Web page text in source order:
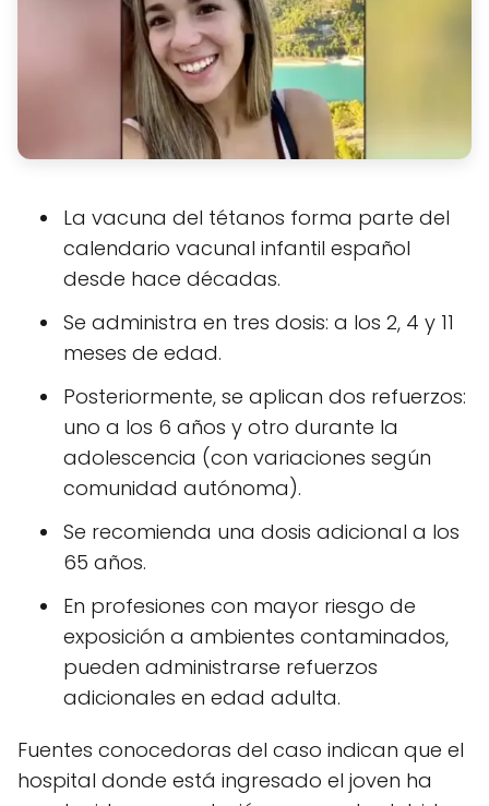
La vacuna del tétanos forma parte del
calendario vacunal infantil español
desde hace décadas.
Se administra en tres dosis: a los 2, 4 y 11
meses de edad.
Posteriormente, se aplican dos refuerzos:
uno a los 6 años y otro durante la
adolescencia (con variaciones según
comunidad autónoma).
Se recomienda una dosis adicional a los
65 años.
En profesiones con mayor riesgo de
exposición a ambientes contaminados,
pueden administrarse refuerzos
adicionales en edad adulta.
Fuentes conocedoras del caso indican que el
hospital donde está ingresado el joven ha